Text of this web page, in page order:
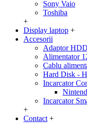
Sony Vaio
Toshiba
+
Display laptop +
Accesorii
Adaptor
Alimentator
Cablu
Hard Disk -
Incarcator
Incarcator
+
Contact +